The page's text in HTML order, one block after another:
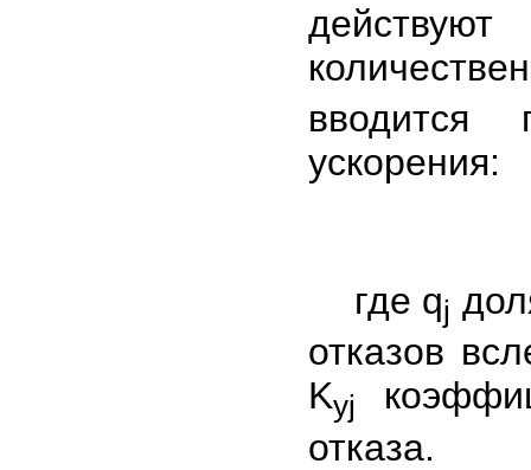
вводится
ускорения:
где qj
отказов
Kyj
отказа.